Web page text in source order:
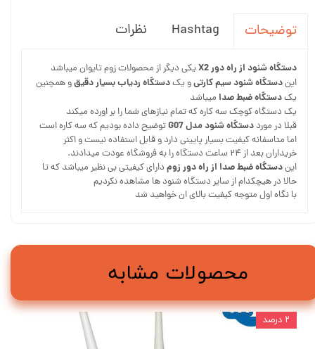
توضیحات Hashtag نظرات
دستگاه شنود از راه دور X2
یکی دیگر از محصولات زوم تایوان میباشد
ایندستگاه شنود سیم کارتیو یکدستگاه ردیاب بسیار دقیقو همچنین
یکدستگاه ضبط صدا میباشد
یک دستگاه کوچک سه کاره که تمام نیازهای شما را بر اورده میکند
قبلا در مورد دستگاه شنود مدل G07
توضیح داده بودیم که سه کاره است
اما متاسفانه کیفیت بسیار پایینی دارد و قابل استفاده نیست و اکثر
خریداران بعد از ۲۴ ساعت دستگاه را به فروشگاه عودت میدادند.
ایندستگاه ضبط صدا از راه دور زوم دارای کیفیتی بی نظیر میباشد که تا
حالا در هیچکدام از سایر دستگاه شنود ها مشاهده نکردیم
با نگاه اول متوجه کیفیت بالای ان خواهید شد
۲ درصد
محصولات مشابه